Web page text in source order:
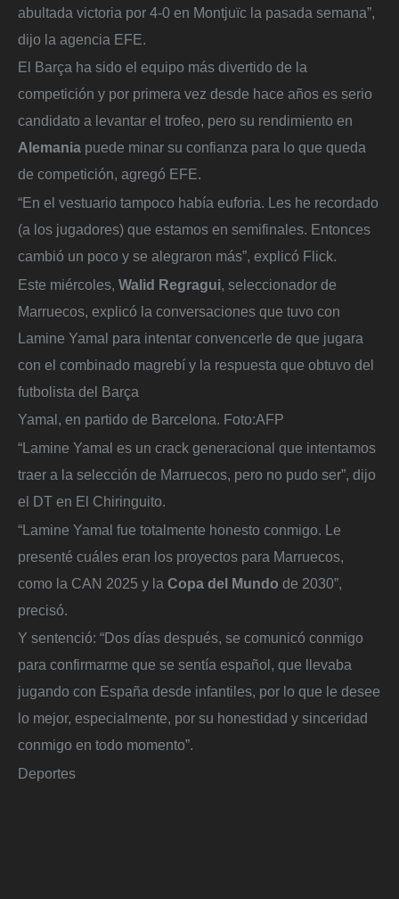
abultada victoria por 4-0 en Montjuïc la pasada semana”,
dijo la agencia EFE.
El Barça ha sido el equipo más divertido de la
competición y por primera vez desde hace años es serio
candidato a levantar el trofeo, pero su rendimiento en
Alemania puede minar su confianza para lo que queda
de competición, agregó EFE.
“En el vestuario tampoco había euforia. Les he recordado
(a los jugadores) que estamos en semifinales. Entonces
cambió un poco y se alegraron más”, explicó Flick.
Este miércoles, Walid Regragui , seleccionador de
Marruecos, explicó la conversaciones que tuvo con
Lamine Yamal para intentar convencerle de que jugara
con el combinado magrebí y la respuesta que obtuvo del
futbolista del Barça
Yamal, en partido de Barcelona. Foto:AFP
“Lamine Yamal es un crack generacional que intentamos
traer a la selección de Marruecos, pero no pudo ser”, dijo
el DT en El Chiringuito.
“Lamine Yamal fue totalmente honesto conmigo. Le
presenté cuáles eran los proyectos para Marruecos,
como la CAN 2025 y la Copa del Mundo de 2030”,
precisó.
Y sentenció: “Dos días después, se comunicó conmigo
para confirmarme que se sentía español, que llevaba
jugando con España desde infantiles, por lo que le desee
lo mejor, especialmente, por su honestidad y sinceridad
conmigo en todo momento”.
Deportes